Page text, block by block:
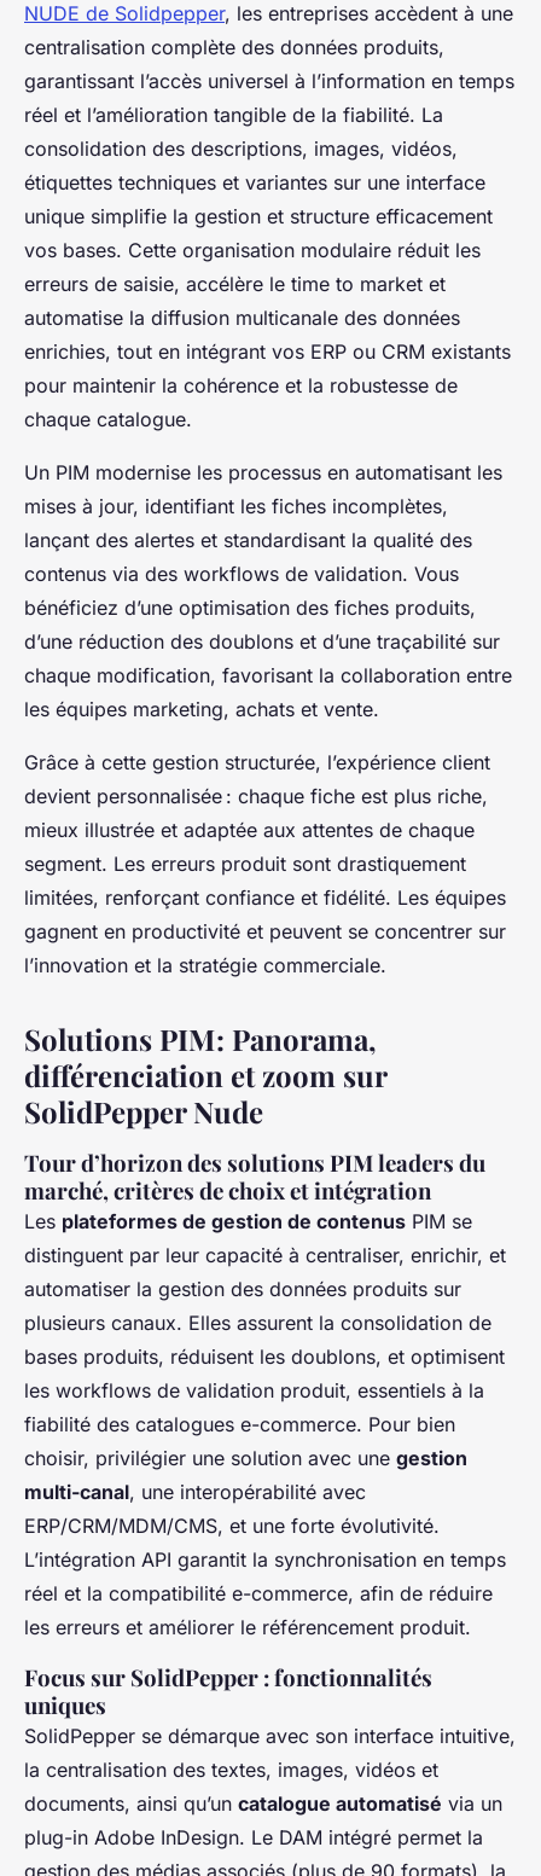
NUDE de Solidpepper, les entreprises accèdent à une
centralisation complète des données produits,
garantissant l’accès universel à l’information en temps
réel et l’amélioration tangible de la fiabilité. La
consolidation des descriptions, images, vidéos,
étiquettes techniques et variantes sur une interface
unique simplifie la gestion et structure efficacement
vos bases. Cette organisation modulaire réduit les
erreurs de saisie, accélère le time to market et
automatise la diffusion multicanale des données
enrichies, tout en intégrant vos ERP ou CRM existants
pour maintenir la cohérence et la robustesse de
chaque catalogue.
Un PIM modernise les processus en automatisant les
mises à jour, identifiant les fiches incomplètes,
lançant des alertes et standardisant la qualité des
contenus via des workflows de validation. Vous
bénéficiez d’une optimisation des fiches produits,
d’une réduction des doublons et d’une traçabilité sur
chaque modification, favorisant la collaboration entre
les équipes marketing, achats et vente.
Grâce à cette gestion structurée, l’expérience client
devient personnalisée : chaque fiche est plus riche,
mieux illustrée et adaptée aux attentes de chaque
segment. Les erreurs produit sont drastiquement
limitées, renforçant confiance et fidélité. Les équipes
gagnent en productivité et peuvent se concentrer sur
l’innovation et la stratégie commerciale.
Solutions PIM : Panorama,
différenciation et zoom sur
SolidPepper Nude
Tour d’horizon des solutions PIM leaders du
marché, critères de choix et intégration
Les plateformes de gestion de contenus PIM se
distinguent par leur capacité à centraliser, enrichir, et
automatiser la gestion des données produits sur
plusieurs canaux. Elles assurent la consolidation de
bases produits, réduisent les doublons, et optimisent
les workflows de validation produit, essentiels à la
fiabilité des catalogues e-commerce. Pour bien
choisir, privilégier une solution avec une gestion
multi-canal, une interopérabilité avec
ERP/CRM/MDM/CMS, et une forte évolutivité.
L’intégration API garantit la synchronisation en temps
réel et la compatibilité e-commerce, afin de réduire
les erreurs et améliorer le référencement produit.
Focus sur SolidPepper : fonctionnalités
uniques
SolidPepper se démarque avec son interface intuitive,
la centralisation des textes, images, vidéos et
documents, ainsi qu’un catalogue automatisé via un
plug-in Adobe InDesign. Le DAM intégré permet la